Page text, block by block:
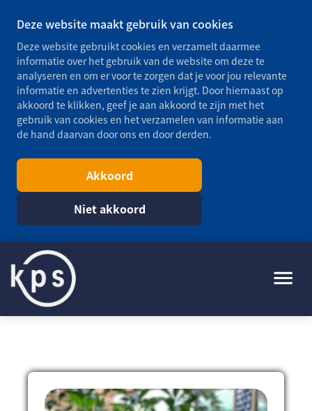
Deze website maakt gebruik van cookies
Deze website gebruikt cookies en verzamelt daarmee
informatie over het gebruik van de website om deze te
analyseren en om er voor te zorgen dat je voor jou relevante
informatie en advertenties te zien krijgt. Door hiernaast op
akkoord te klikken, geef je aan akkoord te zijn met het
gebruik van cookies en het verzamelen van informatie aan
de hand daarvan door ons en door derden.
Akkoord
Niet akkoord